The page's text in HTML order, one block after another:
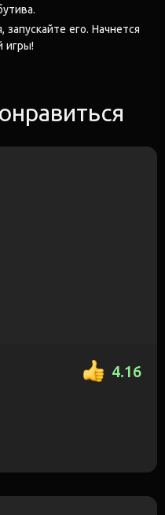
запускайте его. Начнется
игры!
4.16